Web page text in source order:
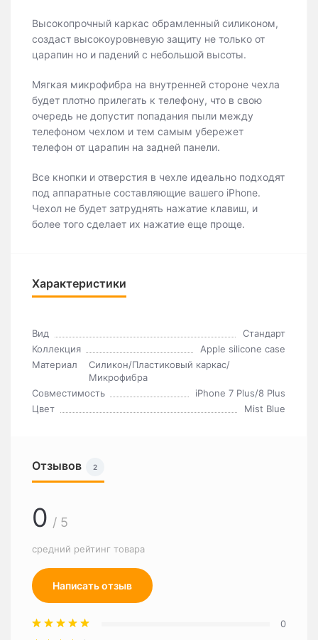
Высокопрочный каркас обрамленный силиконом,
создаст высокоуровневую защиту не только от
царапин но и падений с небольшой высоты.
Мягкая микрофибра на внутренней стороне чехла
будет плотно прилегать к телефону, что в свою
очередь не допустит попадания пыли между
телефоном чехлом и тем самым убережет
телефон от царапин на задней панели.
Все кнопки и отверстия в чехле идеально подходят
под аппаратные составляющие вашего iPhone.
Чехол не будет затруднять нажатие клавиш, и
более того сделает их нажатие еще проще.
Характеристики
Вид
Стандарт
Коллекция
Apple silicone case
Материал
Силикон/Пластиковый каркас/
Микрофибра
Совместимость
iPhone 7 Plus/8 Plus
Цвет
Mist Blue
Отзывов 2
0 / 5
средний рейтинг товара
Написать отзыв
0